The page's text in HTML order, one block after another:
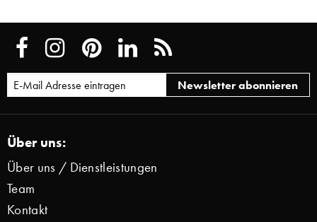
Über uns:
Über uns / Dienstleistungen
Team
Kontakt